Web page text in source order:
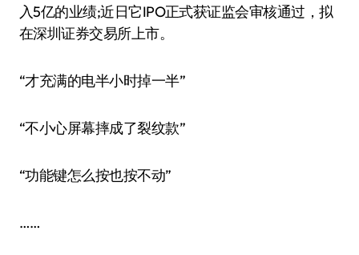
入5亿的业绩;近日它IPO正式获证监会审核通过，拟
在深圳证券交易所上市。
“才充满的电半小时掉一半”
“不小心屏幕摔成了裂纹款”
“功能键怎么按也按不动”
……